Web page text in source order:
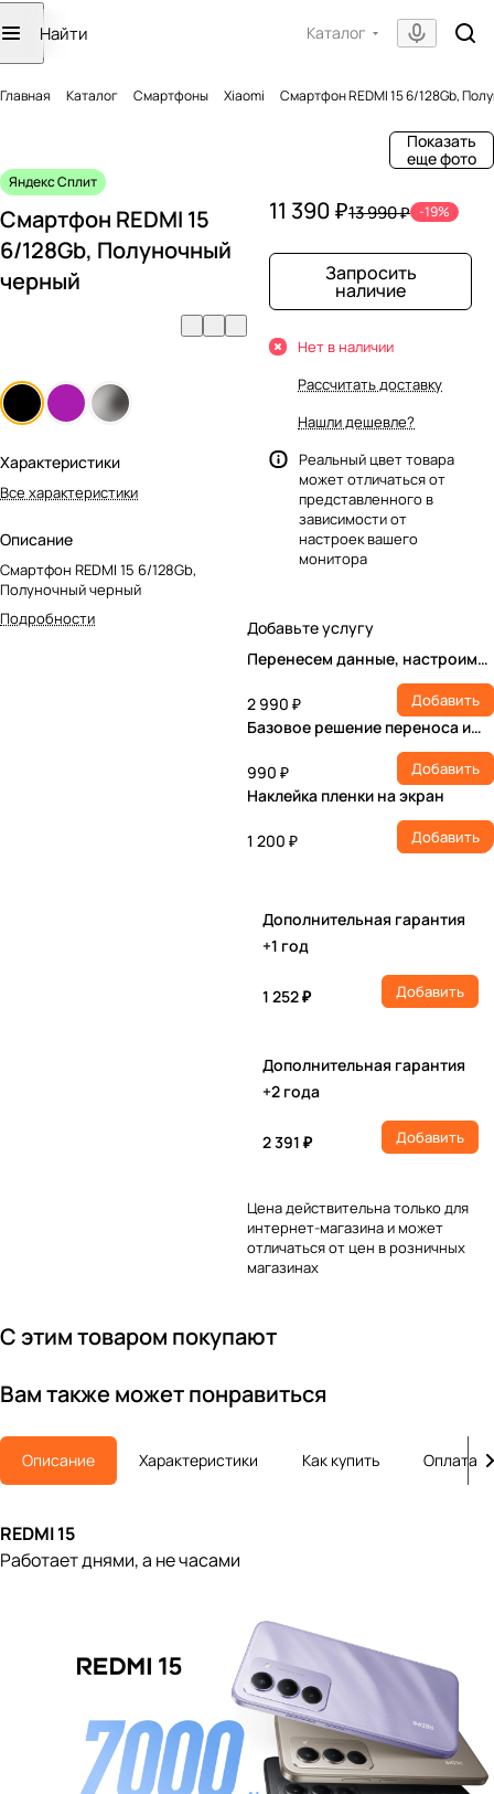
Каталог
Главная Каталог Смартфоны Xiaomi Смартфон REDMI 15 6/128Gb,
Показать
еще фото
Яндекс Сплит
Смартфон REDMI 15
6/128Gb, Полуночный
черный
Характеристики
Все характеристики
Описание
Смартфон REDMI 15 6/128Gb,
Полуночный черный
Подробности
11 390 ₽13 990 ₽ -19%
Запросить
наличие
Нет в наличии
Рассчитать доставку
Нашли дешевле?
Реальный цвет товара
может отличаться от
представленного в
зависимости от
настроек вашего
монитора
Добавьте услугу
Перенесем данные, настроим
учетную запись, установим ПО
2 990 ₽
Добавить
Базовое решение переноса и
990 ₽
Добавить
Наклейка пленки на экран
1 200 ₽ Добавить
Дополнительная гарантия
+1 год
1 252 ₽ Добавить
Дополнительная гарантия
+2 года
2 391 ₽ Добавить
Цена действительна только для
интернет-магазина и может
отличаться от цен в розничных
магазинах
С этим товаром покупают
Вам также может понравиться
Описание Характеристики Как купить Оплата
REDMI 15
Работает днями, а не часами